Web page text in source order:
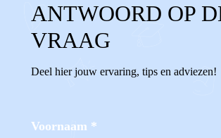
ANTWOORD OP
VRAAG
Deel hier jouw ervaring, tips en adviezen!
Voornaam *